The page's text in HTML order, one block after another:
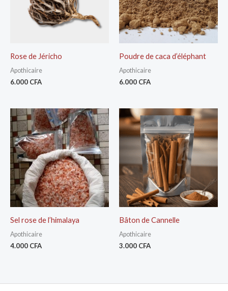
Rose de Jéricho
Apothicaire
6.000 CFA
Poudre de caca d’éléphant
Apothicaire
6.000 CFA
Sel rose de l’himalaya
Apothicaire
4.000 CFA
Bâton de Cannelle
Apothicaire
3.000 CFA